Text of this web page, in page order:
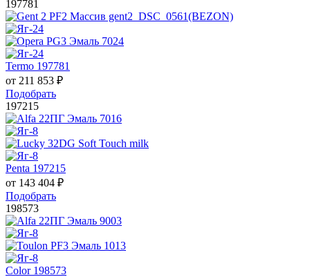
197781
Termo 197781
от 211 853 ₽
Подобрать
197215
Penta 197215
от 143 404 ₽
Подобрать
198573
Color 198573